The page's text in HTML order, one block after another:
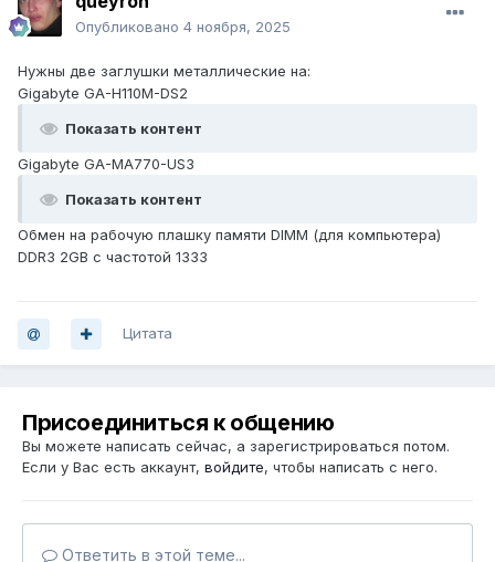
Опубликовано 4 ноября, 2025
Нужны две заглушки металлические на:
Gigabyte GA-H110M-DS2
Показать контент
Gigabyte GA-MA770-US3
Показать контент
Обмен на рабочую плашку памяти DIMM (для компьютера)
DDR3 2GB с частотой 1333
Цитата
Присоединиться к общению
Вы можете написать сейчас, а зарегистрироваться потом.
Если у Вас есть аккаунт, войдите, чтобы написать с него.
Ответить в этой теме...